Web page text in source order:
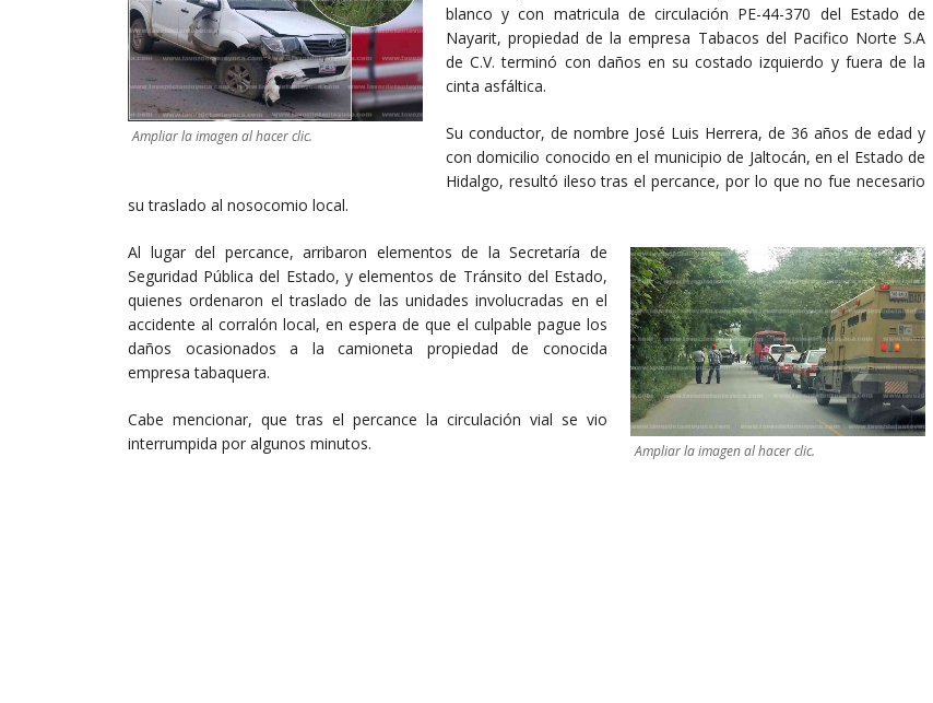
Ampliar la imagen al hacer clic.
blanco y con matricula de circulación PE-44-370 del Estado de
Nayarit, propiedad de la empresa Tabacos del Pacifico Norte S.A
de C.V. terminó con daños en su costado izquierdo y fuera de la
cinta asfáltica.
Su conductor, de nombre José Luis Herrera, de 36 años de edad y
con domicilio conocido en el municipio de Jaltocán, en el Estado de
Hidalgo, resultó ileso tras el percance, por lo que no fue necesario
su traslado al nosocomio local.
Ampliar la imagen al hacer clic.
Al lugar del percance, arribaron elementos de la Secretaría de
Seguridad Pública del Estado, y elementos de Tránsito del Estado,
quienes ordenaron el traslado de las unidades involucradas en el
accidente al corralón local, en espera de que el culpable pague los
daños ocasionados a la camioneta propiedad de conocida
empresa tabaquera.
Cabe mencionar, que tras el percance la circulación vial se vio
interrumpida por algunos minutos.